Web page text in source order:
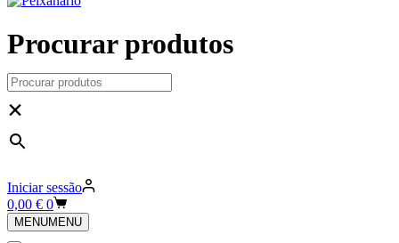
Procurar produtos
×
Iniciar sessão
Carrinho
de
compras
0,00 € 0
MENUMENU